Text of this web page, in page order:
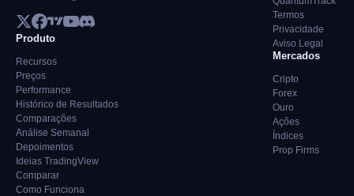
Produto
Recursos
Preços
Performance
Histórico de Resultados
Comparações
Análise Semanal
Depoimentos
Ideias TradingView
Comparar
Como Funciona
Termos
Privacidade
Aviso Legal
Mercados
Cripto
Forex
Ouro
Ações
Índices
Prop Firms